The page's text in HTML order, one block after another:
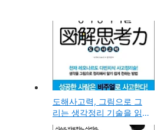
도해사고력, 그림으로 그
리는 생각정리 기술을 읽
고 써보는 간략 서평